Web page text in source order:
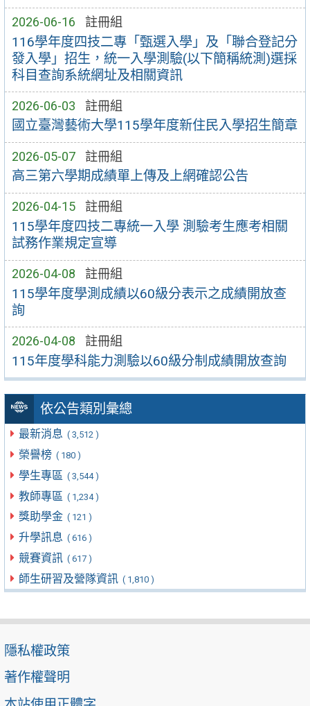
2026-06-16 註冊組
116學年度四技二專「甄選入學」及「聯合登記分
發入學」招生，統一入學測驗(以下簡稱統測)選採
科目查詢系統網址及相關資訊
2026-06-03 註冊組
國立臺灣藝術大學115學年度新住民入學招生簡章
2026-05-07 註冊組
高三第六學期成績單上傳及上網確認公告
2026-04-15 註冊組
115學年度四技二專統一入學 測驗考生應考相關
試務作業規定宣導
2026-04-08 註冊組
115學年度學測成績以60級分表示之成績開放查
詢
2026-04-08 註冊組
115年度學科能力測驗以60級分制成績開放查詢
依公告類別彙總
最新消息 ( 3,512 )
榮譽榜 ( 180 )
學生專區 ( 3,544 )
教師專區 ( 1,234 )
獎助學金 ( 121 )
升學訊息 ( 616 )
競賽資訊 ( 617 )
師生研習及營隊資訊 ( 1,810 )
隱私權政策
著作權聲明